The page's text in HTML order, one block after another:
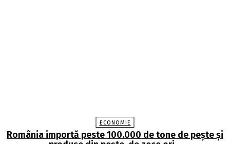
ECONOMIE
România importă peste 100.000 de tone de peşte şi